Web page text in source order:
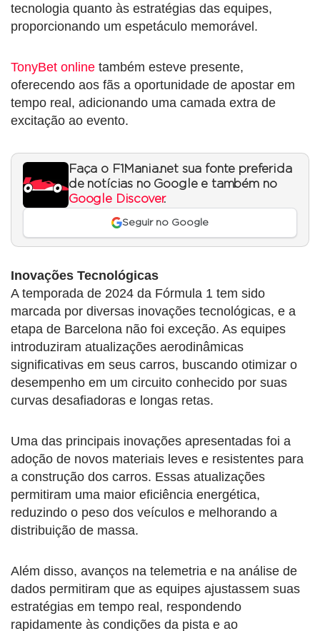
tecnologia quanto às estratégias das equipes,
proporcionando um espetáculo memorável.
TonyBet online também esteve presente,
oferecendo aos fãs a oportunidade de apostar em
tempo real, adicionando uma camada extra de
excitação ao evento.
Faça o F1Mania.net sua fonte preferida
de notícias no Google e também no
Google Discover.
Seguir no Google
Inovações Tecnológicas
A temporada de 2024 da Fórmula 1 tem sido
marcada por diversas inovações tecnológicas, e a
etapa de Barcelona não foi exceção. As equipes
introduziram atualizações aerodinâmicas
significativas em seus carros, buscando otimizar o
desempenho em um circuito conhecido por suas
curvas desafiadoras e longas retas.
Uma das principais inovações apresentadas foi a
adoção de novos materiais leves e resistentes para
a construção dos carros. Essas atualizações
permitiram uma maior eficiência energética,
reduzindo o peso dos veículos e melhorando a
distribuição de massa.
Além disso, avanços na telemetria e na análise de
dados permitiram que as equipes ajustassem suas
estratégias em tempo real, respondendo
rapidamente às condições da pista e ao